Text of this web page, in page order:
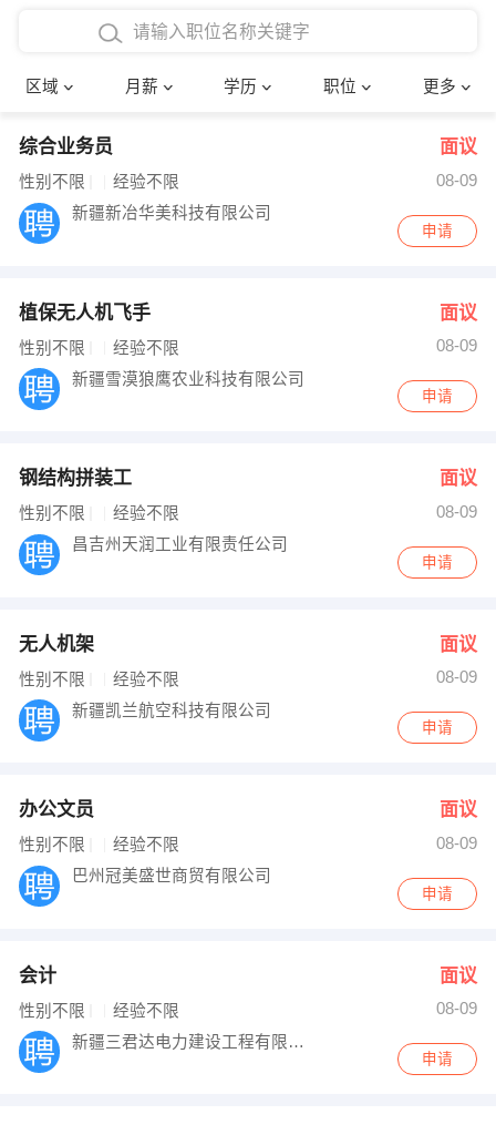
区域 月薪 学历 职位 更多
4000-5000元
8000-12000元
12000-20000元
博士
文员
财务会计
网络IT
快递员
技术员/工程师
水电/机修
出纳
编辑
保洁
跟单
其他职位
确定
综合业务员 面议
性别不限 经验不限
08-09
新疆新冶华美科技有限公司
申请
植保无人机飞手 面议
性别不限 经验不限
08-09
新疆雪漠狼鹰农业科技有限公司
申请
钢结构拼装工 面议
性别不限 经验不限
08-09
昌吉州天润工业有限责任公司
申请
无人机架 面议
性别不限 经验不限
08-09
新疆凯兰航空科技有限公司
申请
办公文员 面议
性别不限 经验不限
08-09
巴州冠美盛世商贸有限公司
申请
会计 面议
性别不限 经验不限
08-09
新疆三君达电力建设工程有限公司
申请